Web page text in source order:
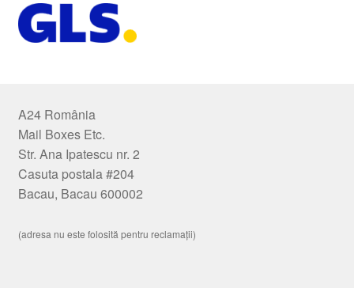
A24 România
Mail Boxes Etc.
Str. Ana Ipatescu nr. 2
Casuta postala #204
Bacau, Bacau 600002
(adresa nu este folosită pentru reclamații)